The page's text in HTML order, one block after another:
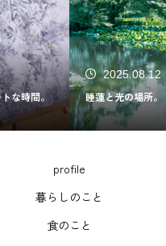
な時間。
2025.08.12
睡蓮と光の場所。
profile
暮らしのこと
食のこと